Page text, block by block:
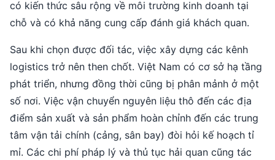
có kiến thức sâu rộng về môi trường kinh doanh tại
chỗ và có khả năng cung cấp đánh giá khách quan.
Sau khi chọn được đối tác, việc xây dựng các kênh
logistics trở nên then chốt. Việt Nam có cơ sở hạ tầng
phát triển, nhưng đồng thời cũng bị phân mảnh ở một
số nơi. Việc vận chuyển nguyên liệu thô đến các địa
điểm sản xuất và sản phẩm hoàn chỉnh đến các trung
tâm vận tải chính (cảng, sân bay) đòi hỏi kế hoạch tỉ
mỉ. Các chi phí pháp lý và thủ tục hải quan cũng tác